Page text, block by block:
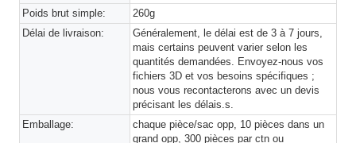
Poids brut simple:
260g
Délai de livraison:
Généralement, le délai est de 3 à 7 jours,
mais certains peuvent varier selon les
quantités demandées. Envoyez-nous vos
fichiers 3D et vos besoins spécifiques ;
nous vous recontacterons avec un devis
précisant les délais.s.
Emballage:
chaque pièce/sac opp, 10 pièces dans un
grand opp, 300 pièces par ctn ou